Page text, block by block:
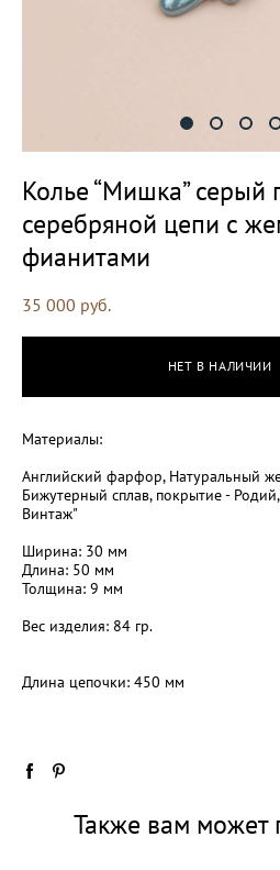
Колье “Мишка” серый
серебряной цепи с
фианитами
35 000 pуб.
НЕТ В НАЛИЧИИ
Материалы:
Английский фарфор, Натуральный
Бижутерный сплав, покрытие -
Винтаж"
Ширина: 30 мм
Длина: 50 мм
​Толщина: 9 мм
Вес изделия: 84 гр.
Длина цепочки: 450 мм
Также вам может